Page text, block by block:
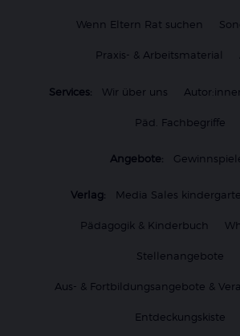
Wenn Eltern Rat suchen
Praxis- & Arbeitsmaterial
Services: Wir über uns
Päd. Fachbegriffe
Angebote:
Verlag: Media Sales
Pädagogik & Kinderbuch
Stellenangebote
Aus- & Fortbildungsangebote &
Entdeckungskiste